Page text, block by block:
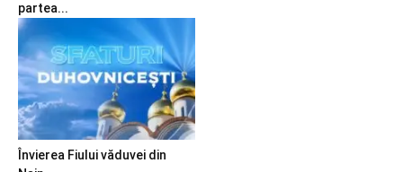
partea...
Învierea Fiului văduvei din